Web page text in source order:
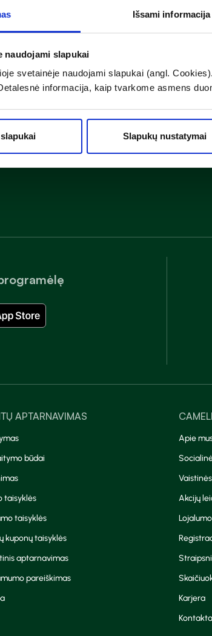
Išsami informacija
naudojami slapukai
svetainėje naudojami slapukai (angl.
informacija, kaip tvarkome asmens
Slapukų nustatymai
mažina nuovargį, palaiko
vartoti vieną kapsulę per dieną, kad
užtikrinančius papildomą naudą organizmui.
APTARNAVIMAS
būdai
taisyklės
taisyklės
kuponų taisyklės
aptarnavimas
pareiškimas
Apie
Vaistinės
Akcijų
Karjera